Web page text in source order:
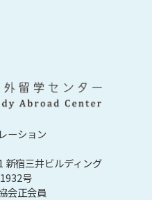
ーション
宿三井ビルディング
号
会正会員